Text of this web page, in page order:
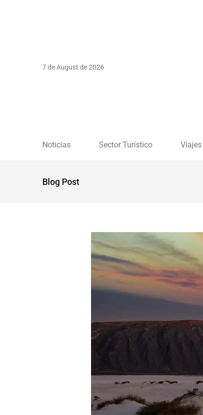
7 de August de 2026
Noticias Sector Turístico Viajes
Blog Post